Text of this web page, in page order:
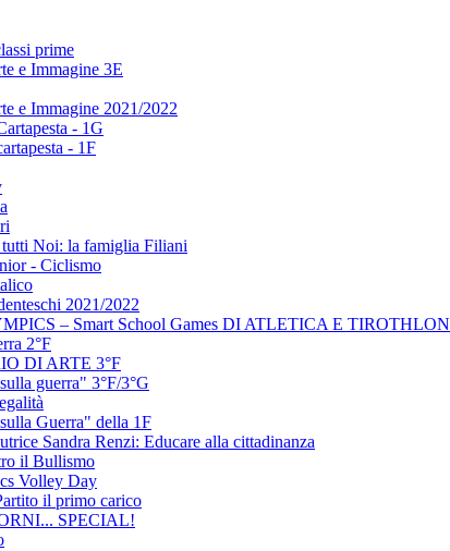
prime
e Immagine 3E
e Immagine 2021/2022
- 1G
- 1F
tutti Noi: la famiglia Filiani
- Ciclismo
2021/2022
– Smart School Games DI ATLETICA E TIROTHLON
2°F
DI ARTE 3°F
guerra" 3°F/3°G
Guerra" della 1F
Sandra Renzi: Educare alla cittadinanza
il Bullismo
Volley Day
il primo carico
SPECIAL!